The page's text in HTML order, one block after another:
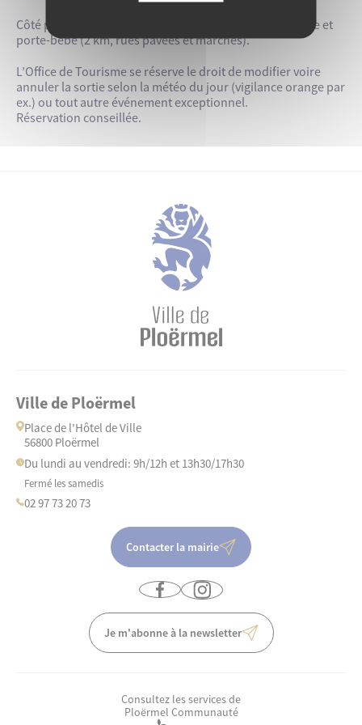
Côté pratique : prévoir chaussures adaptées à la marche et
porte-bébé (2 km, rues pavées et marches).
L’Office de Tourisme se réserve le droit de modifier voire
annuler la sortie selon la météo du jour (vigilance orange par
ex.) ou tout autre événement exceptionnel.
Réservation conseillée.
Ville de Ploërmel
Place de l'Hôtel de Ville
56800 Ploërmel
Du lundi au vendredi: 9h/12h et 13h30/17h30
Fermé les samedis
02 97 73 20 73
Contacter la mairie
Je m'abonne à la newsletter
Consultez les services de
Ploërmel Communauté